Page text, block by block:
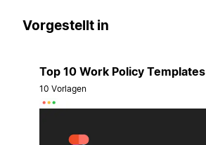
Vorgestellt in
Top 10 Work Policy Templates
10 Vorlagen